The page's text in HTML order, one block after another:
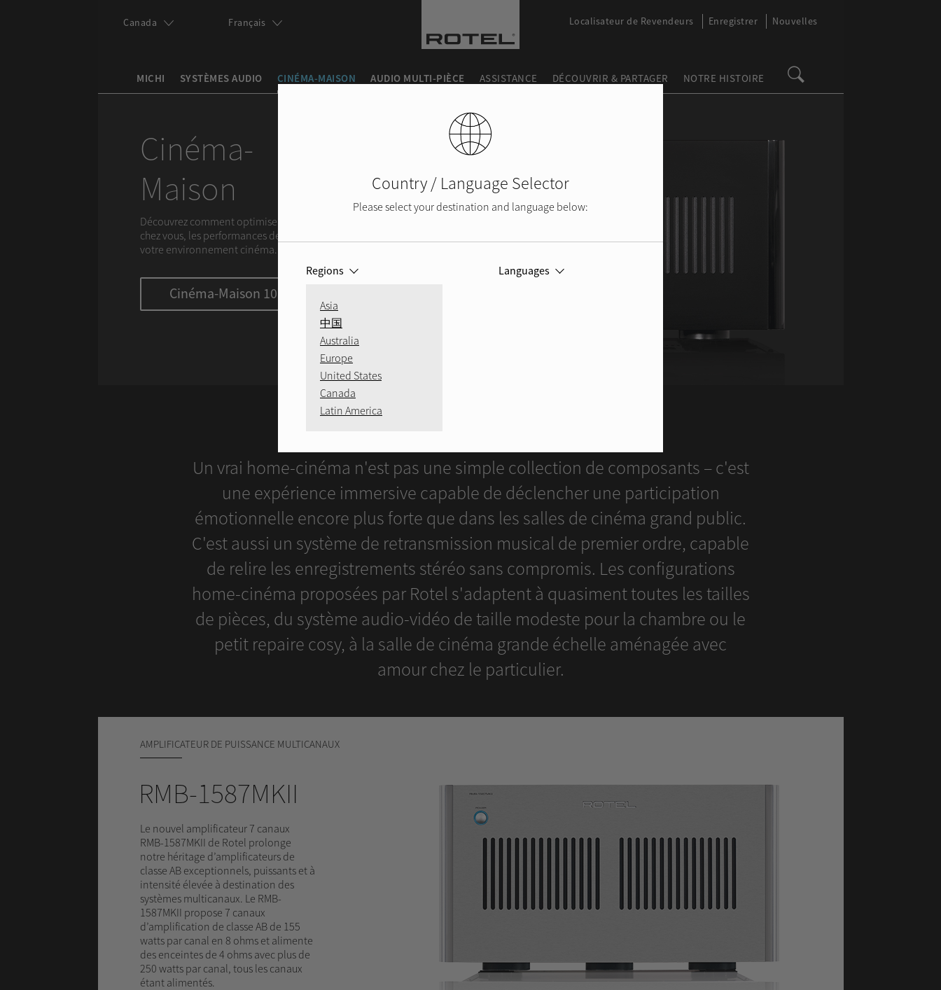
MICHI SYSTÈMES AUDIO CINÉMA-MAISON AUDIO MULTI-PIÈCE ASSISTANCE DÉCOUVRIR & PARTAGER NOTRE HISTOIRE
Search form
Canada Français Localisateur de Revendeurs Enregistrer Nouvelles
Cinéma-
Maison
Découvrez comment optimiser,
chez vous, les performances de
votre environnement cinéma.
Cinéma-Maison 101
Un vrai home-cinéma n'est pas une simple collection de composants – c'est
une expérience immersive capable de déclencher une participation
émotionnelle encore plus forte que dans les salles de cinéma grand public.
C'est aussi un système de retransmission musical de premier ordre, capable
de relire les enregistrements stéréo sans compromis. Les configurations
home-cinéma proposées par Rotel s'adaptent à quasiment toutes les tailles
de pièces, du système audio-vidéo de taille modeste pour la chambre ou le
petit repaire cosy, à la salle de cinéma grande échelle aménagée avec
amour chez le particulier.
AMPLIFICATEUR DE PUISSANCE MULTICANAUX
RMB-1587MKII
Le nouvel amplificateur 7 canaux
RMB-1587MKII de Rotel prolonge
notre héritage d’amplificateurs de
classe AB exceptionnels, puissants et à
intensité élevée à destination des
systèmes multicanaux. Le RMB-
1587MKII propose 7 canaux
d’amplification de classe AB de 155
watts par canal en 8 ohms et alimente
des enceintes de 4 ohms avec plus de
250 watts par canal, tous les canaux
étant alimentés.
Country / Language Selector
Please select your destination and language below:
Regions
Asia
中国
Australia
Europe
United States
Canada
Latin America
Languages